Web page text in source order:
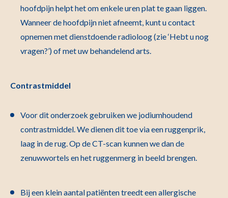
hoofdpijn helpt het om enkele uren plat te gaan liggen.
Wanneer de hoofdpijn niet afneemt, kunt u contact
opnemen met dienstdoende radioloog (zie ‘Hebt u nog
vragen?’) of met uw behandelend arts.
Contrastmiddel
Voor dit onderzoek gebruiken we jodiumhoudend
contrastmiddel. We dienen dit toe via een ruggenprik,
laag in de rug. Op de CT-scan kunnen we dan de
zenuwwortels en het ruggenmerg in beeld brengen.
Bij een klein aantal patiënten treedt een allergische